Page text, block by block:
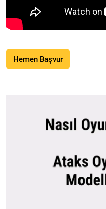
Hemen Başvur